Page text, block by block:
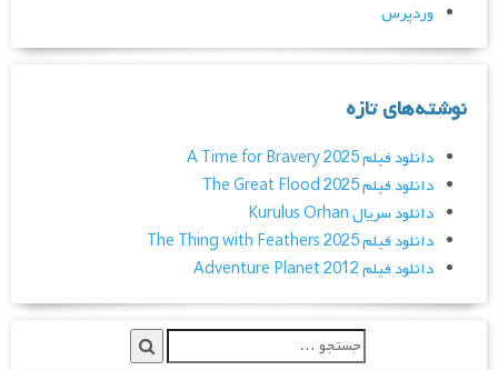
وردپرس
نوشته‌های تازه
دانلود فیلم A Time for Bravery 2025
دانلود فیلم The Great Flood 2025
دانلود سریال Kurulus Orhan
دانلود فیلم The Thing with Feathers 2025
دانلود فیلم Adventure Planet 2012